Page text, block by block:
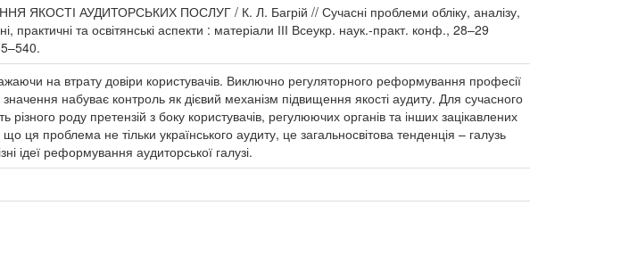
АУДИТОРСЬКИХ ПОСЛУГ / К. Л. Багрій // Сучасні проблеми обліку, аналізу,
практичні та освітянські аспекти : матеріали ІІІ Всеукр. наук.-практ. конф., 28–29
на втрату довіри користувачів. Виключно регуляторного реформування професії
набуває контроль як дієвий механізм підвищення якості аудиту. Для сучасного
різного роду претензій з боку користувачів, регулюючих органів та інших зацікавлених
ця проблема не тільки українського аудиту, це загальносвітова тенденція – галузь
ідеї реформування аудиторської галузі.